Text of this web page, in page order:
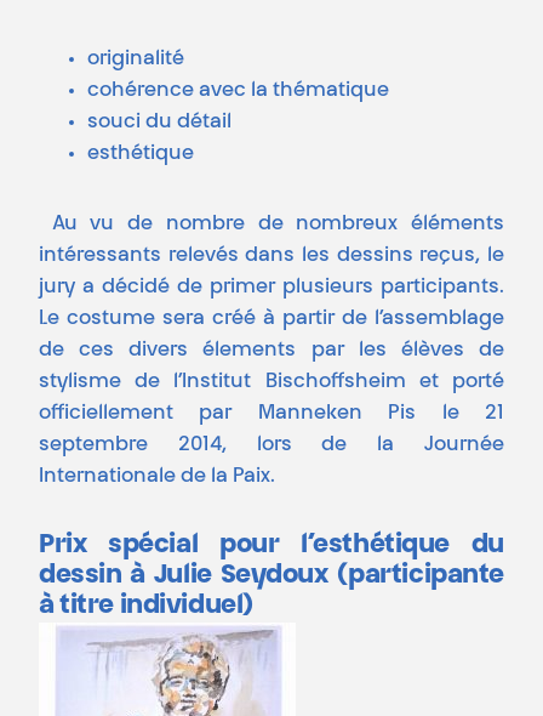
originalité
cohérence avec la thématique
souci du détail
esthétique
Au vu de nombre de nombreux éléments
intéressants relevés dans les dessins reçus, le
jury a décidé de primer plusieurs participants.
Le costume sera créé à partir de l’assemblage
de ces divers élements par les élèves de
stylisme de l’Institut Bischoffsheim et porté
officiellement par Manneken Pis le 21
septembre 2014, lors de la Journée
Internationale de la Paix.
Prix spécial pour l’esthétique du
dessin à Julie Seydoux (participante
à titre individuel)